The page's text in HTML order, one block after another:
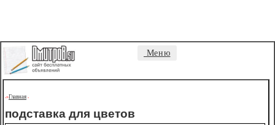
Меню
->Главная -
подставка для цветов